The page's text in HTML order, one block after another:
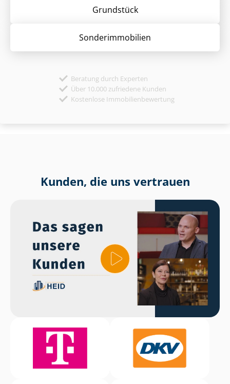
Grund­stück
Sonder­immobilien
Beratung durch Experten
Über 10.000 zufriedene Kunden
Kostenlose Immobilienbewertung
Kunden, die uns vertrauen